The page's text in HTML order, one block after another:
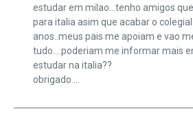
estudar em milao…tenho amigos
para italia asim que acabar o
anos..meus pais me apoiam e vao
tudo….poderiam me informar mais
estudar na italia??
obrigado….